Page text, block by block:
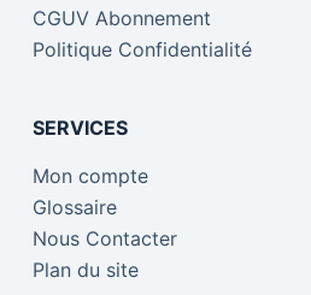
CGUV Abonnement
Politique Confidentialité
SERVICES
Mon compte
Glossaire
Nous Contacter
Plan du site